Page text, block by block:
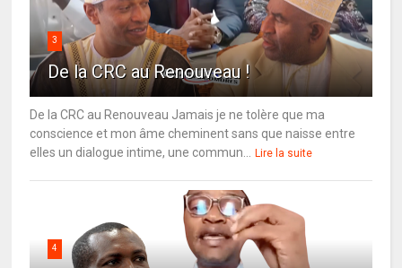
3
De la CRC au Renouveau !
De la CRC au Renouveau Jamais je ne tolère que ma
conscience et mon âme cheminent sans que naisse entre
elles un dialogue intime, une commun... Lire la suite
4